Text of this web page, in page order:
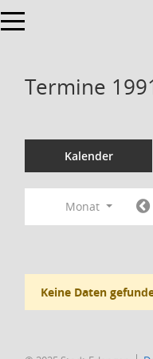
Toggle navigation
Termine
Kalender
Monat
Keine Daten